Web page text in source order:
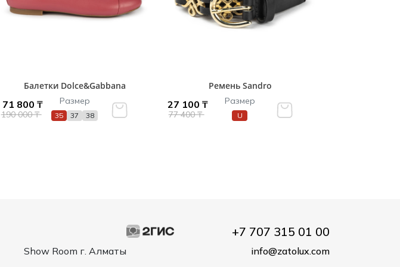
Балетки Dolce&Gabbana
71 800 ₸
190 000 ₸
Размер
35 37 38
Ремень Sandro
27 100 ₸
77 400 ₸
Размер
U
Show Room г. Алматы
+7 707 315 01 00
info@zatolux.com